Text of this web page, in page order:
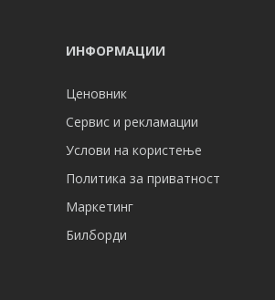
ИНФОРМАЦИИ
Ценовник
Сервис и рекламации
Услови на користење
Политика за приватност
Маркетинг
Билборди